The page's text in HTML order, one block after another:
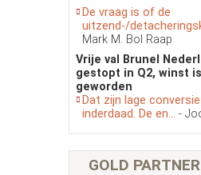
De vraag is of de
uitzend-/
Mark M. Bol Raap
Vrije val Brunel
gestopt in Q2, winst
geworden
Dat zijn lage conversie
inderdaad. De en... -
GOLD